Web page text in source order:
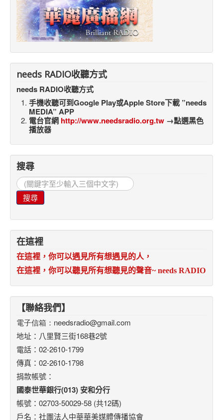
needs RADIO收聽方式
needs RADIO收聽方式
手機收聽可到Google Play或Apple Store下載 ”needs
MEDIA” APP
電台官網 http://www.needsradio.org.tw →點選黑色
播放器
搜尋
搜
尋...
搜尋
在這裡
在這裡，你可以遇見所有想遇見的人，
在這裡，你可以聽見所有想聽見的聲音~ needs RADIO
【聯絡我們】
電子信箱： needsradio@gmail.com
地址：八里賢三街168巷2號
電話：02-2610-1799
傳真：02-2610-1798
捐款帳號：
國泰世華銀行(013) 安和分行
帳號：02703-50029-58 (共12碼)
戶名：社團法人中華華美媒體傳播協會